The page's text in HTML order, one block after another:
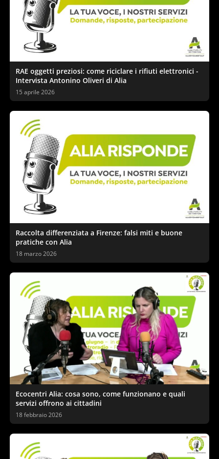
RAE oggetti preziosi: come riciclare i rifiuti elettronici -
Intervista Antonino Oliveri di Alia
15 aprile 2026
Raccolta differenziata a Firenze: falsi miti e buone
pratiche con Alia
18 marzo 2026
Ecocentri Alia: cosa sono, come funzionano e quali
servizi offrono ai cittadini
18 febbraio 2026